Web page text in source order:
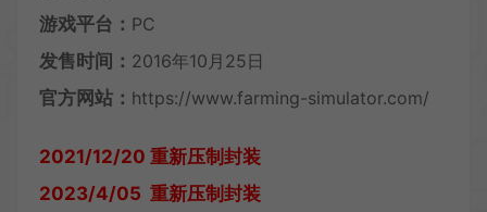
游戏平台： PC
发售时间： 2016年10月25日
官方网站： https://www.farming-simulator.com/
2021/12/20 重新压制封装
2023/4/05 重新压制封装